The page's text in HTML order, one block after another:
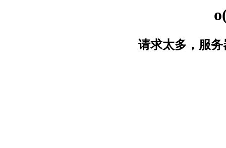
请求太多，服